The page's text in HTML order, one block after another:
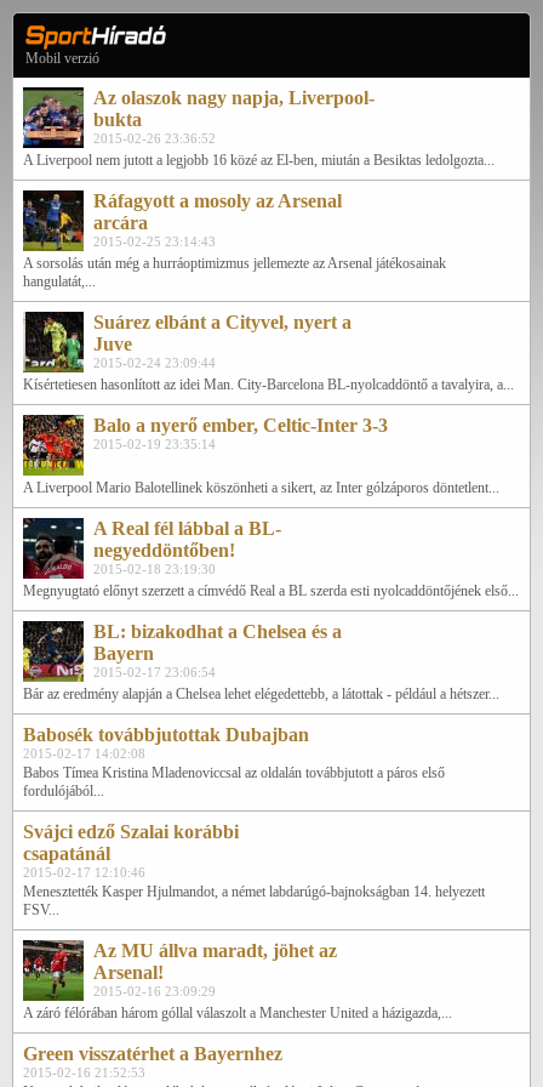
Mobil verzió
Az olaszok nagy napja, Liverpool-
bukta
2015-02-26 23:36:52
A Liverpool nem jutott a legjobb 16 közé az El-ben, miután a Besiktas ledolgozta...
Ráfagyott a mosoly az Arsenal
arcára
2015-02-25 23:14:43
A sorsolás után még a hurráoptimizmus jellemezte az Arsenal játékosainak
hangulatát,...
Suárez elbánt a Cityvel, nyert a
Juve
2015-02-24 23:09:44
Kísértetiesen hasonlított az idei Man. City-Barcelona BL-nyolcaddöntő a tavalyira, a...
Balo a nyerő ember, Celtic-Inter 3-3
2015-02-19 23:35:14
A Liverpool Mario Balotellinek köszönheti a sikert, az Inter gólzáporos döntetlent...
A Real fél lábbal a BL-
negyeddöntőben!
2015-02-18 23:19:30
Megnyugtató előnyt szerzett a címvédő Real a BL szerda esti nyolcaddöntőjének első...
BL: bizakodhat a Chelsea és a
Bayern
2015-02-17 23:06:54
Bár az eredmény alapján a Chelsea lehet elégedettebb, a látottak - például a hétszer...
Babosék továbbjutottak Dubajban
2015-02-17 14:02:08
Babos Tímea Kristina Mladenoviccsal az oldalán továbbjutott a páros első
fordulójából...
Svájci edző Szalai korábbi
csapatánál
2015-02-17 12:10:46
Menesztették Kasper Hjulmandot, a német labdarúgó-bajnokságban 14. helyezett
FSV...
Az MU állva maradt, jöhet az
Arsenal!
2015-02-16 23:09:29
A záró félórában három góllal válaszolt a Manchester United a házigazda,...
Green visszatérhet a Bayernhez
2015-02-16 21:52:53